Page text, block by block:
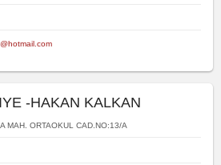
-HAKAN KALKAN
MAH. ORTAOKUL CAD.NO:13/A